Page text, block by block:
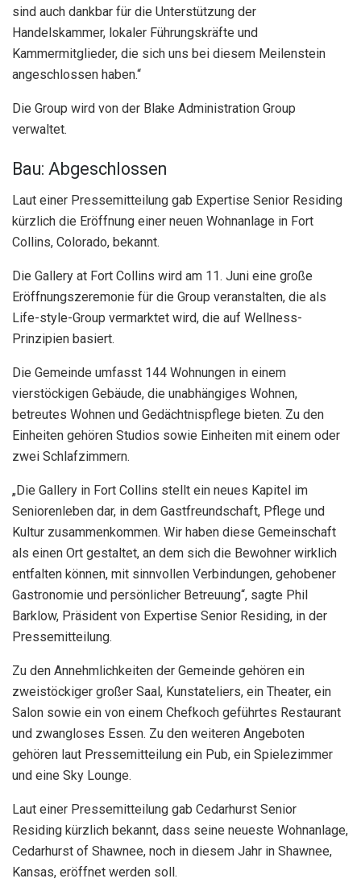
sind auch dankbar für die Unterstützung der
Handelskammer, lokaler Führungskräfte und
Kammermitglieder, die sich uns bei diesem Meilenstein
angeschlossen haben.“
Die Group wird von der Blake Administration Group
verwaltet.
Bau: Abgeschlossen
Laut einer Pressemitteilung gab Expertise Senior Residing
kürzlich die Eröffnung einer neuen Wohnanlage in Fort
Collins, Colorado, bekannt.
Die Gallery at Fort Collins wird am 11. Juni eine große
Eröffnungszeremonie für die Group veranstalten, die als
Life-style-Group vermarktet wird, die auf Wellness-
Prinzipien basiert.
Die Gemeinde umfasst 144 Wohnungen in einem
vierstöckigen Gebäude, die unabhängiges Wohnen,
betreutes Wohnen und Gedächtnispflege bieten. Zu den
Einheiten gehören Studios sowie Einheiten mit einem oder
zwei Schlafzimmern.
„Die Gallery in Fort Collins stellt ein neues Kapitel im
Seniorenleben dar, in dem Gastfreundschaft, Pflege und
Kultur zusammenkommen. Wir haben diese Gemeinschaft
als einen Ort gestaltet, an dem sich die Bewohner wirklich
entfalten können, mit sinnvollen Verbindungen, gehobener
Gastronomie und persönlicher Betreuung“, sagte Phil
Barklow, Präsident von Expertise Senior Residing, in der
Pressemitteilung.
Zu den Annehmlichkeiten der Gemeinde gehören ein
zweistöckiger großer Saal, Kunstateliers, ein Theater, ein
Salon sowie ein von einem Chefkoch geführtes Restaurant
und zwangloses Essen. Zu den weiteren Angeboten
gehören laut Pressemitteilung ein Pub, ein Spielezimmer
und eine Sky Lounge.
Laut einer Pressemitteilung gab Cedarhurst Senior
Residing kürzlich bekannt, dass seine neueste Wohnanlage,
Cedarhurst of Shawnee, noch in diesem Jahr in Shawnee,
Kansas, eröffnet werden soll.